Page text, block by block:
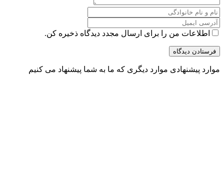
اطلاعات من را برای ارسال مجدد دیدگاه ذخیره کن.
موارد پیشنهادی موارد دیگری که ما به شما پیشنهاد می کنیم